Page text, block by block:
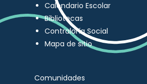
Calendario Escolar
Bibliotecas
Contraloría Social
Mapa de sitio
Comunidades